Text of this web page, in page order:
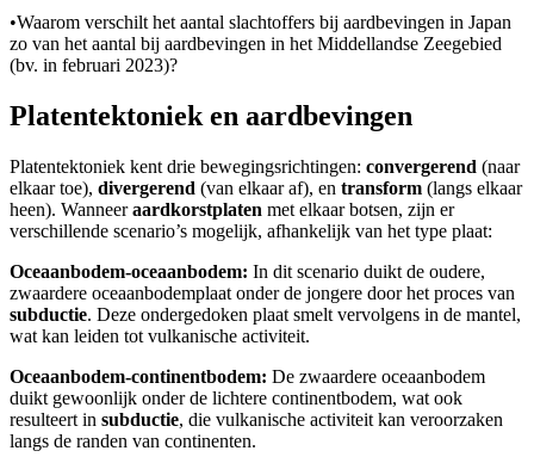
•Waarom verschilt het aantal slachtoffers bij aardbevingen in Japan
zo van het aantal bij aardbevingen in het Middellandse Zeegebied
(bv. in februari 2023)?
Platentektoniek en aardbevingen
Platentektoniek kent drie bewegingsrichtingen: convergerend (naar
elkaar toe), divergerend (van elkaar af), en transform (langs elkaar
heen). Wanneeraardkorstplaten met elkaar botsen, zijn er
verschillende scenario’s mogelijk, afhankelijk van het type plaat:
Oceaanbodem-oceaanbodem: In dit scenario duikt de oudere,
zwaardere oceaanbodemplaat onder de jongere door het proces van
subductie. Deze ondergedoken plaat smelt vervolgens in de mantel,
wat kan leiden tot vulkanische activiteit.
Oceaanbodem-continentbodem: De zwaardere oceaanbodem
duikt gewoonlijk onder de lichtere continentbodem, wat ook
resulteert in subductie, die vulkanische activiteit kan veroorzaken
langs de randen van continenten.